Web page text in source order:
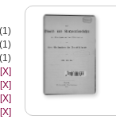
(1)
(1)
(1)
[X]
[X]
[X]
[X]